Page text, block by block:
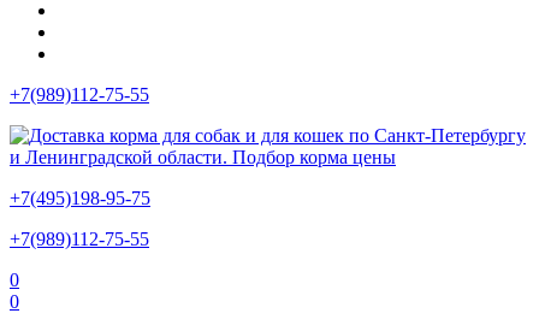
+7(989)112-75-55
+7(495)198-95-75
+7(989)112-75-55
0
0